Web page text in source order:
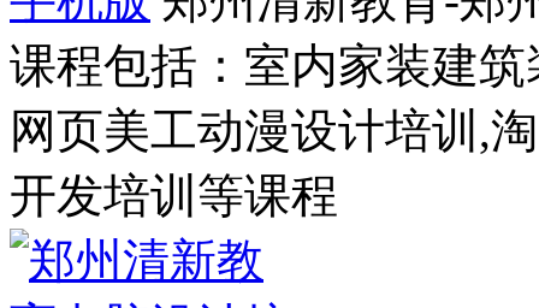
课程包括：室内家装建
网页美工动漫设计培训,
开发培训等课程